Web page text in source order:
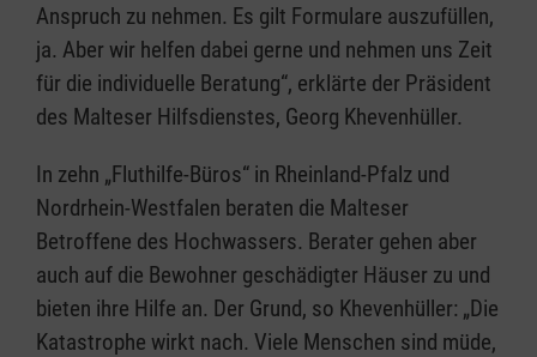
Anspruch zu nehmen. Es gilt Formulare auszufüllen,
ja. Aber wir helfen dabei gerne und nehmen uns Zeit
für die individuelle Beratung“, erklärte der Präsident
des Malteser Hilfsdienstes, Georg Khevenhüller.
In zehn „Fluthilfe-Büros“ in Rheinland-Pfalz und
Nordrhein-Westfalen beraten die Malteser
Betroffene des Hochwassers. Berater gehen aber
auch auf die Bewohner geschädigter Häuser zu und
bieten ihre Hilfe an. Der Grund, so Khevenhüller: „Die
Katastrophe wirkt nach. Viele Menschen sind müde,